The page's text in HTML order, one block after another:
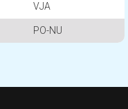
VJA
PO-NU